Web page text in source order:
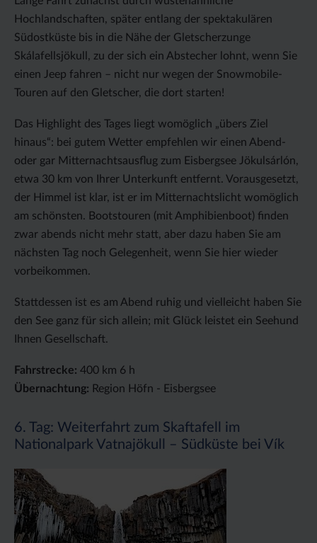
Hochlandschaften, später entlang der spektakulären
Südostküste bis in die Nähe der Gletscherzunge
Skálafellsjökull, zu der sich ein Abstecher lohnt, wenn Sie
einen Jeep fahren – nicht nur wegen der Snowmobile-
Touren auf den Gletscher, die dort starten!
Das Highlight des Tages liegt womöglich „übers Ziel
hinaus“: bei gutem Wetter empfehlen wir einen Abend-
oder gar Mitternachtsausflug zum Eisbergsee Jökulsárlón,
etwa 30 km von Ihrer Unterkunft entfernt. Vorausgesetzt,
der Himmel ist klar, ist er im Mitternachtslicht womöglich
am schönsten. Bootstouren (mit Amphibienboot) finden
zwar abends nicht mehr statt, aber dazu haben Sie am
nächsten Tag noch Gelegenheit, wenn Sie hier wieder
vorbeikommen.
Stattdessen ist es am Abend ruhig und vielleicht haben Sie
den See ganz für sich allein; mit Glück leistet ein Seehund
Ihnen Gesellschaft.
Fahrstrecke: 400 km 6 h
Übernachtung: Region Höfn - Eisbergsee
6. Tag: Weiterfahrt zum Skaftafell im
Nationalpark Vatnajökull – Südküste bei Vík